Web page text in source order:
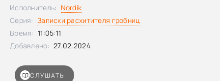
СЛУШАТЬ
Исполнитель: Nordik
Серия: Записки расхитителя гробниц
Время: 11:05:11
Добавлено: 27.02.2024